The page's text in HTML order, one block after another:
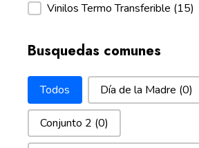
Vinilos Termo Transferible (15)
Busquedas comunes
Busquedas comunes
Todos Día de la Madre (0)
Conjunto 2 (0)